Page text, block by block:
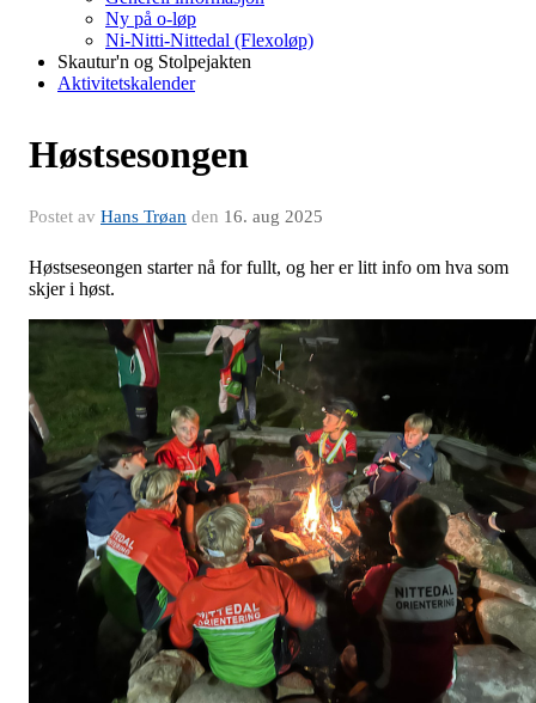
Ny på o-løp
Ni-Nitti-Nittedal (Flexoløp)
Skautur'n og Stolpejakten
Aktivitetskalender
Høstsesongen
Postet av Hans Trøan den 16. aug 2025
Høstseseongen starter nå for fullt, og her er litt info om hva som
skjer i høst.